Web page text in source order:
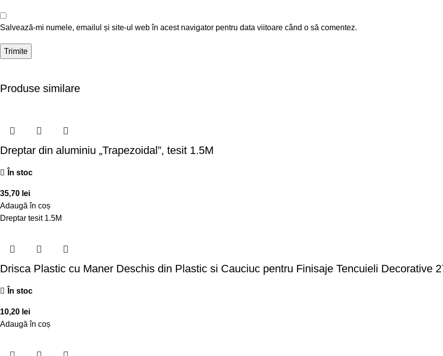
Salvează-mi numele, emailul și site-ul web în acest navigator pentru data viitoare când o să comentez.
Produse similare
Dreptar din aluminiu „Trapezoidal”, tesit 1.5M
În stoc
35,70 lei
Adaugă în coș
Dreptar tesit 1.5M
Drisca Plastic cu Maner Deschis din Plastic si Cauciuc pentru Finisaje Tencuieli Decorative
În stoc
10,20 lei
Adaugă în coș